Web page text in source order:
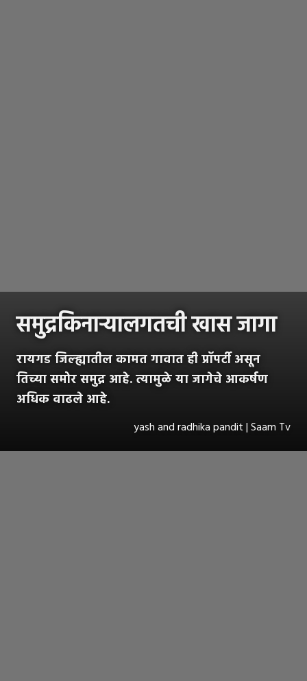
समुद्रकिनाऱ्यालगतची खास जागा
रायगड जिल्ह्यातील कामत गावात ही प्रॉपर्टी असून
तिच्या समोर समुद्र आहे. त्यामुळे या जागेचे आकर्षण
अधिक वाढले आहे.
yash and radhika pandit | Saam Tv